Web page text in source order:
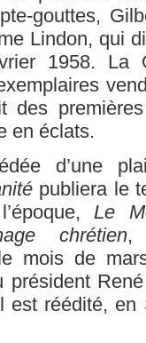
gouttes,
Lindon, qui
1958. La
des
en éclats.
d’une
publiera le
Le
chrétien,
mois de
président
est réédité,